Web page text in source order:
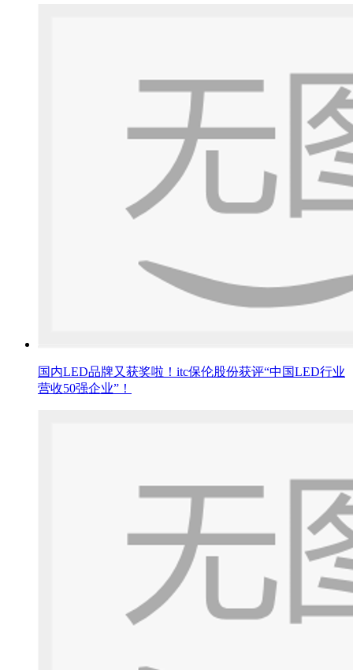
国内LED品牌又获奖啦！itc保伦股份获评“中国LED行业
营收50强企业”！